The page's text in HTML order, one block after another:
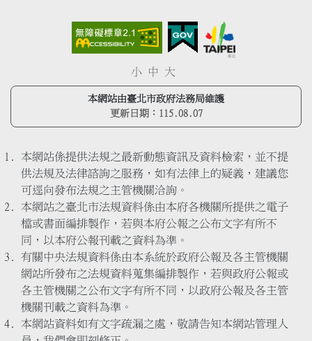
小 中 大
本網站由臺北市政府法務局維護
更新日期： 115.08.07
本網站係提供法規之最新動態資訊及資料檢索，並不提
供法規及法律諮詢之服務，如有法律上的疑義，建議您
可逕向發布法規之主管機關洽詢。
本網站之臺北市法規資料係由本府各機關所提供之電子
檔或書面編排製作，若與本府公報之公布文字有所不
同，以本府公報刊載之資料為準。
有關中央法規資料係由本系統於政府公報及各主管機關
網站所發布之法規資料蒐集編排製作，若與政府公報或
各主管機關之公布文字有所不同，以政府公報及各主管
機關刊載之資料為準。
本網站資料如有文字疏漏之處，敬請告知本網站管理人